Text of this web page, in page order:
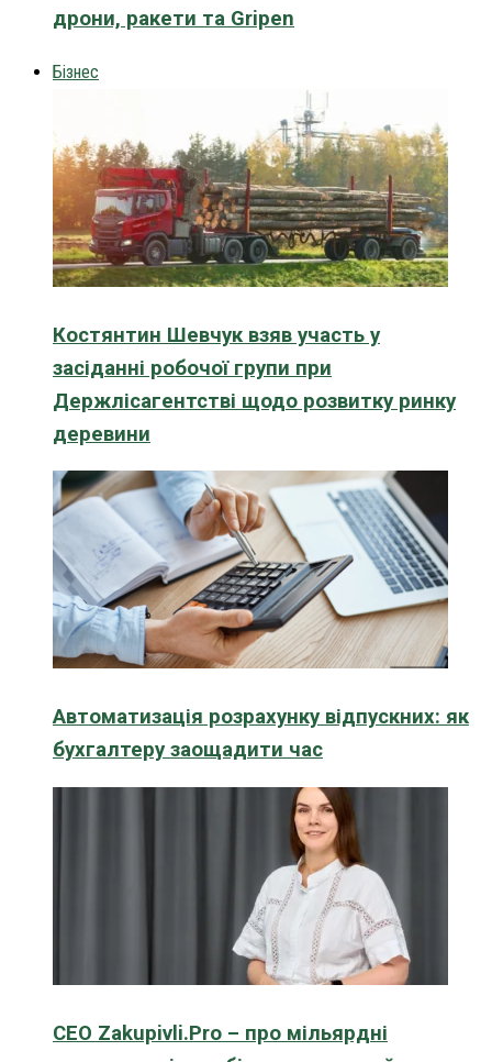
дрони, ракети та Gripen
Бізнес
Костянтин Шевчук взяв участь у
засіданні робочої групи при
Держлісагентстві щодо розвитку ринку
деревини
Автоматизація розрахунку відпускних: як
бухгалтеру заощадити час
CEO Zakupivli.Pro – про мільярдні